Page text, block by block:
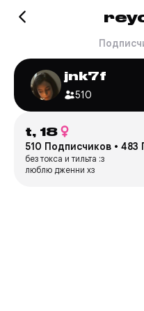
jnk7f
510
t, 18
510 Подписчиков • 483
без токса и тильта :з
люблю дженни хз